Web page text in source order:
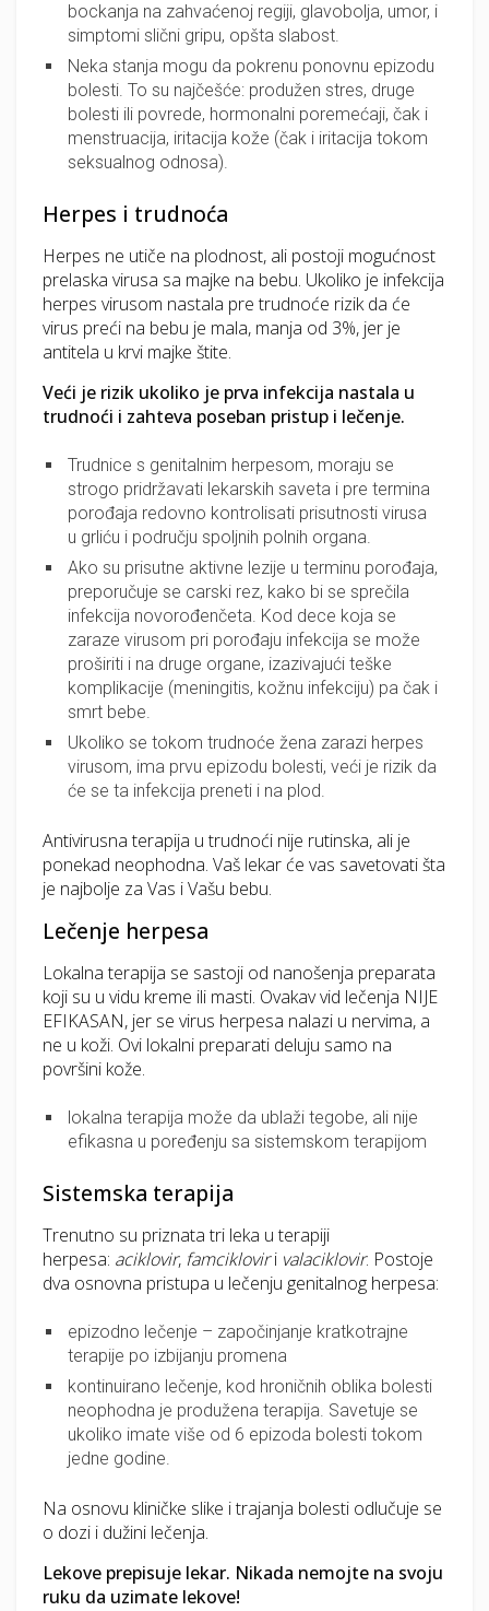
bockanja na zahvaćenoj regiji, glavobolja, umor, i
simptomi slični gripu, opšta slabost.
Neka stanja mogu da pokrenu ponovnu epizodu
bolesti. To su najčešće: produžen stres, druge
bolesti ili povrede, hormonalni poremećaji, čak i
menstruacija, iritacija kože (čak i iritacija tokom
seksualnog odnosa).
Herpes i trudnoća
Herpes ne utiče na plodnost, ali postoji mogućnost
prelaska virusa sa majke na bebu. Ukoliko je infekcija
herpes virusom nastala pre trudnoće rizik da će
virus preći na bebu je mala, manja od 3%, jer je
antitela u krvi majke štite.
Veći je rizik ukoliko je prva infekcija nastala u
trudnoći i zahteva poseban pristup i lečenje.
Trudnice s genitalnim herpesom, moraju se
strogo pridržavati lekarskih saveta i pre termina
porođaja redovno kontrolisati prisutnosti virusa
u grliću i području spoljnih polnih organa.
Ako su prisutne aktivne lezije u terminu porođaja,
preporučuje se carski rez, kako bi se sprečila
infekcija novorođenčeta. Kod dece koja se
zaraze virusom pri porođaju infekcija se može
proširiti i na druge organe, izazivajući teške
komplikacije (meningitis, kožnu infekciju) pa čak i
smrt bebe.
Ukoliko se tokom trudnoće žena zarazi herpes
virusom, ima prvu epizodu bolesti, veći je rizik da
će se ta infekcija preneti i na plod.
Antivirusna terapija u trudnoći nije rutinska, ali je
ponekad neophodna. Vaš lekar će vas savetovati šta
je najbolje za Vas i Vašu bebu.
Lečenje herpesa
Lokalna terapija se sastoji od nanošenja preparata
koji su u vidu kreme ili masti. Ovakav vid lečenja NIJE
EFIKASAN, jer se virus herpesa nalazi u nervima, a
ne u koži. Ovi lokalni preparati deluju samo na
površini kože.
lokalna terapija može da ublaži tegobe, ali nije
efikasna u poređenju sa sistemskom terapijom
Sistemska terapija
Trenutno su priznata tri leka u terapiji
herpesa: aciklovir, famcikloviri valaciklovir. Postoje
dva osnovna pristupa u lečenju genitalnog herpesa:
epizodno lečenje – započinjanje kratkotrajne
terapije po izbijanju promena
kontinuirano lečenje, kod hroničnih oblika bolesti
neophodna je produžena terapija. Savetuje se
ukoliko imate više od 6 epizoda bolesti tokom
jedne godine.
Na osnovu kliničke slike i trajanja bolesti odlučuje se
o dozi i dužini lečenja.
Lekove prepisuje lekar. Nikada nemojte na svoju
ruku da uzimate lekove!